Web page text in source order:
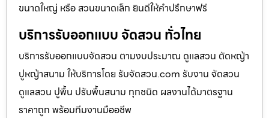
ขนาดใหญ่ หรือ สวนขนาดเล็ก ยินดีให้คำปรึกษาฟรี
บริการรับออกแบบ จัดสวน ทั่วไทย
บริการรับออกแบบจัดสวน ตามงบประมาณ ดูเเลสวน ตัดหญ้า
ปูหญ้าสนาม ให้บริการโดย รับจัดสวน.com รับงาน จัดสวน
ดูแลสวน ปูพื้น ปรับพื้นสนาม ทุกชนิด ผลงานได้มาตรฐาน
ราคาถูก พร้อมทีมงานมืออชีพ